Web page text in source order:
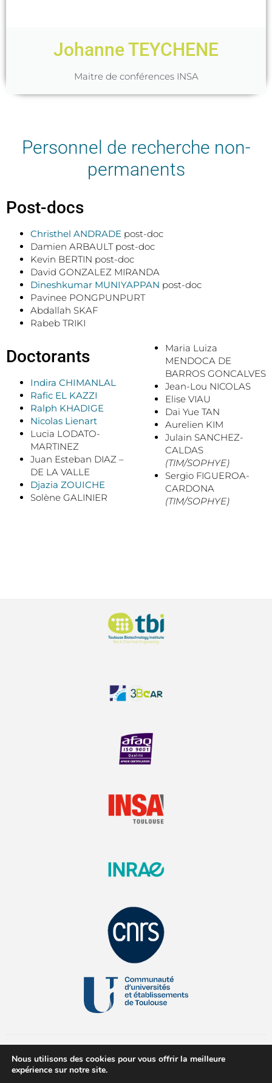
Johanne TEYCHENE
Maitre de conférences INSA
Personnel de recherche non-
permanents
Post-docs
Christhel ANDRADE post-doc
Damien ARBAULT post-doc
Kevin BERTIN post-doc
David GONZALEZ MIRANDA
Dineshkumar MUNIYAPPAN post-doc
Pavinee PONGPUNPURT
Abdallah SKAF
Rabeb TRIKI
Doctorants
Indira CHIMANLAL
Rafic EL KAZZI
Ralph KHADIGE
Nicolas Lienart
Lucia LODATO-
MARTINEZ
Juan Esteban DIAZ –
DE LA VALLE
Djazia ZOUICHE
Solène GALINIER
Maria Luiza
MENDOCA DE
BARROS GONCALVES
Jean-Lou NICOLAS
Elise VIAU
Dai Yue TAN
Aurelien KIM
Julain SANCHEZ-
CALDAS
(TIM/SOPHYE)
Sergio FIGUEROA-
CARDONA
(TIM/SOPHYE)
Nous utilisons des cookies pour vous offrir la meilleure
expérience sur notre site.